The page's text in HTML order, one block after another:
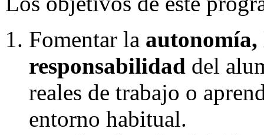
Fomentar la
responsabilidad del
reales de trabajo o
entorno habitual.